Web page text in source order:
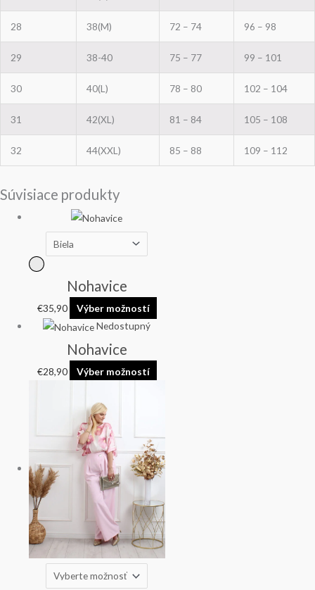
28 38(M) 72 – 74 96 – 98
29 38-40 75 – 77 99 – 101
30 40(L) 78 – 80 102 – 104
31 42(XL) 81 – 84 105 – 108
32 44(XXL) 85 – 88 109 – 112
Súvisiace produkty
Nohavice
€35,90
Výber možností
Nedostupný
Nohavice
€28,90 Výber možností